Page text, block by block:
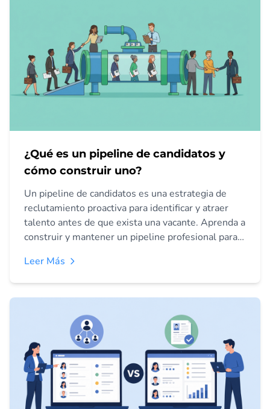
¿Qué es un pipeline de candidatos y
cómo construir uno?
Un pipeline de candidatos es una estrategia de
reclutamiento proactiva para identificar y atraer
talento antes de que exista una vacante. Aprenda a
construir y mantener un pipeline profesional para
contratación.
Leer Más